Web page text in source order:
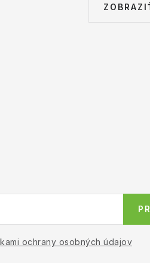
ochrany osobných údajov